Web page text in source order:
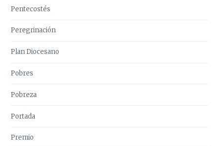
Pentecostés
Peregrinación
Plan Diocesano
Pobres
Pobreza
Portada
Premio